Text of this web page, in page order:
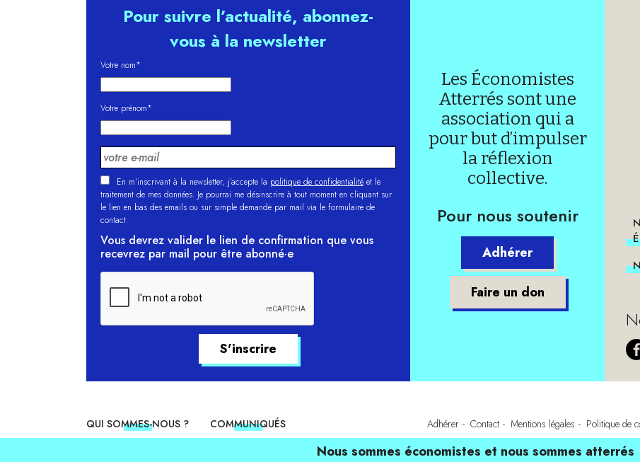
Pour suivre l’actualité, abonnez-
vous à la newsletter
Votre nom*
Votre prénom*
En m'inscrivant à la newsletter, j’accepte la politique de confidentialité et le
traitement de mes données. Je pourrai me désinscrire à tout moment en cliquant sur
le lien en bas des emails ou sur simple demande par mail via le formulaire de
contact.
Vous devrez valider le lien de confirmation que vous
recevrez par mail pour être abonné·e
Les Économistes
Atterrés sont une
association qui a
pour but d’impulser
la réflexion
collective.
Pour nous soutenir
Adhérer
Faire un don
QUI SOMMES-NOUS ? COMMUNIQUÉS Adhérer Contact Mentions légales Politique de
Nous sommes économistes et nous sommes atterrés